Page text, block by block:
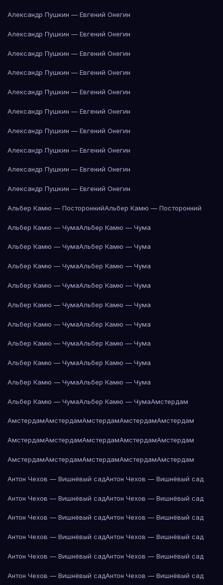
Александр Пушкин — Евгений Онегин
Александр Пушкин — Евгений Онегин
Александр Пушкин — Евгений Онегин
Александр Пушкин — Евгений Онегин
Александр Пушкин — Евгений Онегин
Александр Пушкин — Евгений Онегин
Александр Пушкин — Евгений Онегин
Александр Пушкин — Евгений Онегин
Александр Пушкин — Евгений Онегин
Александр Пушкин — Евгений Онегин
Альбер Камю — ПостороннийАльбер Камю — Посторонний
Альбер Камю — ЧумаАльбер Камю — Чума
Альбер Камю — ЧумаАльбер Камю — Чума
Альбер Камю — ЧумаАльбер Камю — Чума
Альбер Камю — ЧумаАльбер Камю — Чума
Альбер Камю — ЧумаАльбер Камю — Чума
Альбер Камю — ЧумаАльбер Камю — Чума
Альбер Камю — ЧумаАльбер Камю — Чума
Альбер Камю — ЧумаАльбер Камю — Чума
Альбер Камю — ЧумаАльбер Камю — Чума
Альбер Камю — ЧумаАльбер Камю — ЧумаАмстердам
АмстердамАмстердамАмстердамАмстердамАмстердам
АмстердамАмстердамАмстердамАмстердамАмстердам
АмстердамАмстердамАмстердамАмстердамАмстердам
Антон Чехов — Вишнёвый садАнтон Чехов — Вишнёвый сад
Антон Чехов — Вишнёвый садАнтон Чехов — Вишнёвый сад
Антон Чехов — Вишнёвый садАнтон Чехов — Вишнёвый сад
Антон Чехов — Вишнёвый садАнтон Чехов — Вишнёвый сад
Антон Чехов — Вишнёвый садАнтон Чехов — Вишнёвый сад
Антон Чехов — Вишнёвый садАнтон Чехов — Вишнёвый сад